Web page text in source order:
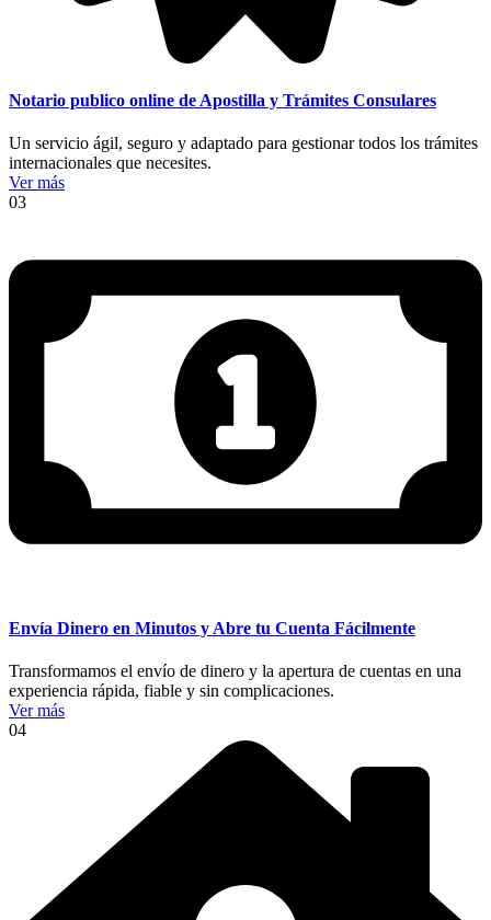
Notario publico online de Apostilla y Trámites Consulares
Un servicio ágil, seguro y adaptado para gestionar todos los trámites
internacionales que necesites.
Ver más
03
Envía Dinero en Minutos y Abre tu Cuenta Fácilmente
Transformamos el envío de dinero y la apertura de cuentas en una
experiencia rápida, fiable y sin complicaciones.
Ver más
04